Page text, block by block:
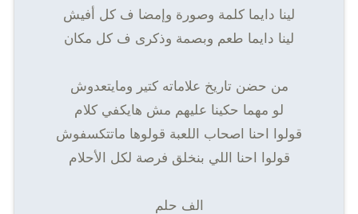
لينا دايما كلمة وصورة وإمضا ف كل أفيش
لينا دايما طعم وبصمة وذكرى ف كل مكان
من حضن تاريخ علاماته كتير ومايتعدوش
لو مهما حكينا عليهم مش هايكفي كلام
قولوا احنا اصحاب اللعبة قولوها ماتتكسفوش
قولوا احنا اللي بنخلق فرصة لكل الأحلام
الف حلم